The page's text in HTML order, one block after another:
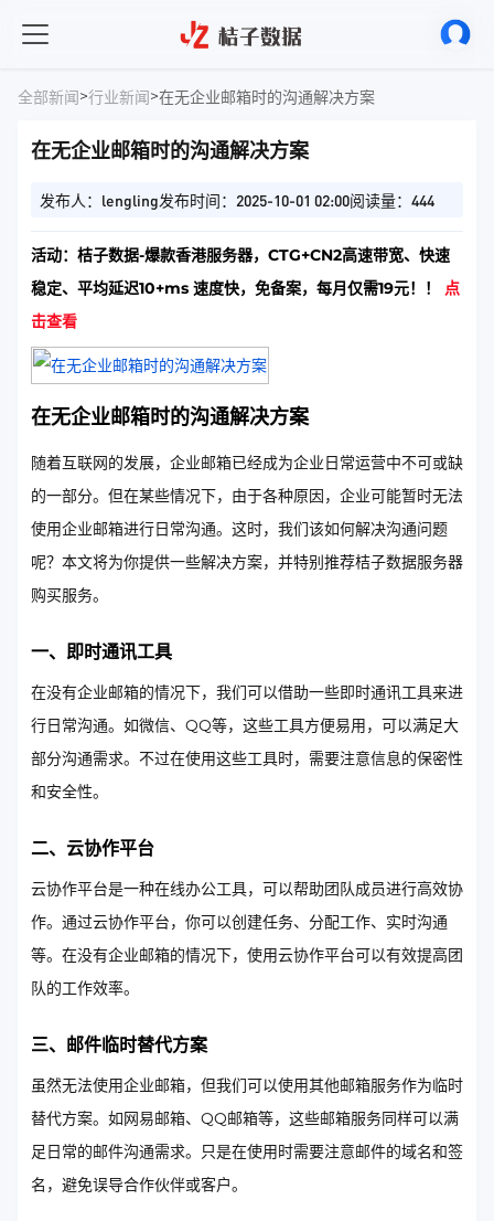
全部新闻>行业新闻>在无企业邮箱时的沟通解决方案
在无企业邮箱时的沟通解决方案
发布人：lengling发布时间：2025-10-01 02:00阅读量：444
活动：桔子数据-爆款香港服务器，CTG+CN2高速带宽、快速
稳定、平均延迟10+ms 速度快，免备案，每月仅需19元！！ 点
击查看
在无企业邮箱时的沟通解决方案
随着互联网的发展，企业邮箱已经成为企业日常运营中不可或缺
的一部分。但在某些情况下，由于各种原因，企业可能暂时无法
使用企业邮箱进行日常沟通。这时，我们该如何解决沟通问题
呢？本文将为你提供一些解决方案，并特别推荐桔子数据服务器
购买服务。
一、即时通讯工具
在没有企业邮箱的情况下，我们可以借助一些即时通讯工具来进
行日常沟通。如微信、QQ等，这些工具方便易用，可以满足大
部分沟通需求。不过在使用这些工具时，需要注意信息的保密性
和安全性。
二、云协作平台
云协作平台是一种在线办公工具，可以帮助团队成员进行高效协
作。通过云协作平台，你可以创建任务、分配工作、实时沟通
等。在没有企业邮箱的情况下，使用云协作平台可以有效提高团
队的工作效率。
三、邮件临时替代方案
虽然无法使用企业邮箱，但我们可以使用其他邮箱服务作为临时
替代方案。如网易邮箱、QQ邮箱等，这些邮箱服务同样可以满
足日常的邮件沟通需求。只是在使用时需要注意邮件的域名和签
名，避免误导合作伙伴或客户。